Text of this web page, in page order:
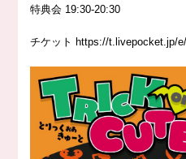
特典会 19:30-20:30
チケット https://t.livepocket.jp/